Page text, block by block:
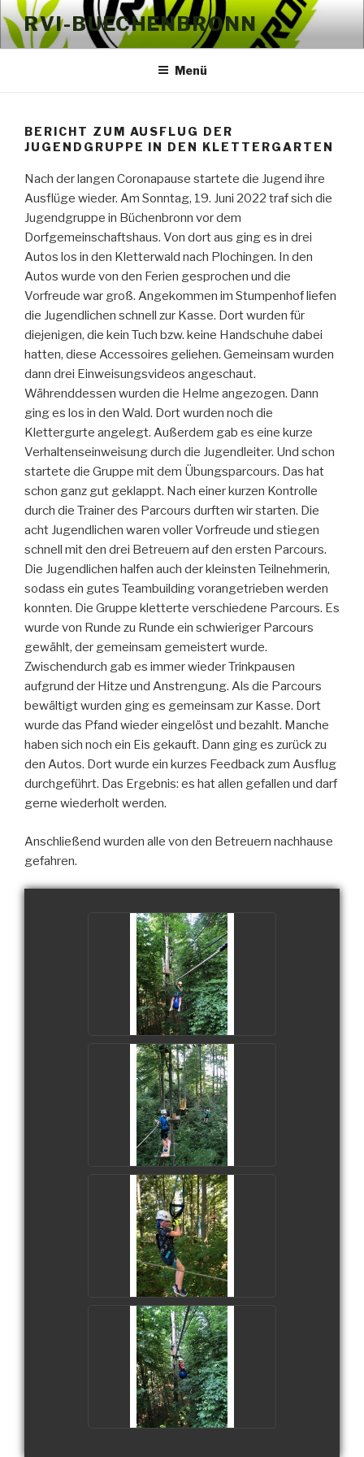
Zum
Inhalt
springen
RVI-BUECHENBRONN
Menü
BERICHT ZUM AUSFLUG DER
JUGENDGRUPPE IN DEN KLETTERGARTEN
Nach der langen Coronapause startete die Jugend ihre
Ausflüge wieder. Am Sonntag, 19. Juni 2022 traf sich die
Jugendgruppe in Büchenbronn vor dem
Dorfgemeinschaftshaus. Von dort aus ging es in drei
Autos los in den Kletterwald nach Plochingen. In den
Autos wurde von den Ferien gesprochen und die
Vorfreude war groß. Angekommen im Stumpenhof liefen
die Jugendlichen schnell zur Kasse. Dort wurden für
diejenigen, die kein Tuch bzw. keine Handschuhe dabei
hatten, diese Accessoires geliehen. Gemeinsam wurden
dann drei Einweisungsvideos angeschaut.
Währenddessen wurden die Helme angezogen. Dann
ging es los in den Wald. Dort wurden noch die
Klettergurte angelegt. Außerdem gab es eine kurze
Verhaltenseinweisung durch die Jugendleiter. Und schon
startete die Gruppe mit dem Übungsparcours. Das hat
schon ganz gut geklappt. Nach einer kurzen Kontrolle
durch die Trainer des Parcours durften wir starten. Die
acht Jugendlichen waren voller Vorfreude und stiegen
schnell mit den drei Betreuern auf den ersten Parcours.
Die Jugendlichen halfen auch der kleinsten Teilnehmerin,
sodass ein gutes Teambuilding vorangetrieben werden
konnten. Die Gruppe kletterte verschiedene Parcours. Es
wurde von Runde zu Runde ein schwieriger Parcours
gewählt, der gemeinsam gemeistert wurde.
Zwischendurch gab es immer wieder Trinkpausen
aufgrund der Hitze und Anstrengung. Als die Parcours
bewältigt wurden ging es gemeinsam zur Kasse. Dort
wurde das Pfand wieder eingelöst und bezahlt. Manche
haben sich noch ein Eis gekauft. Dann ging es zurück zu
den Autos. Dort wurde ein kurzes Feedback zum Ausflug
durchgeführt. Das Ergebnis: es hat allen gefallen und darf
gerne wiederholt werden.
Anschließend wurden alle von den Betreuern nachhause
gefahren.